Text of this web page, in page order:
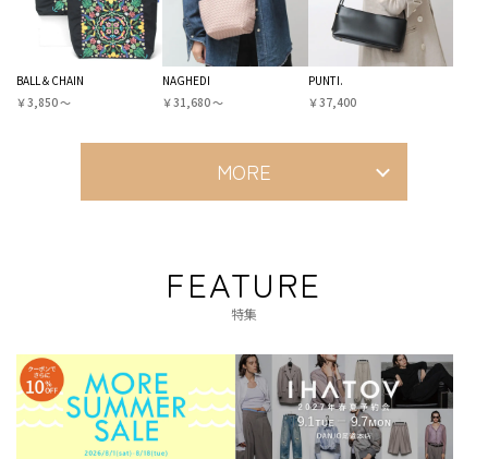
BALL＆CHAIN
￥3,850 〜
NAGHEDI
￥31,680 〜
PUNTI.
￥37,400
MORE
FEATURE
特集